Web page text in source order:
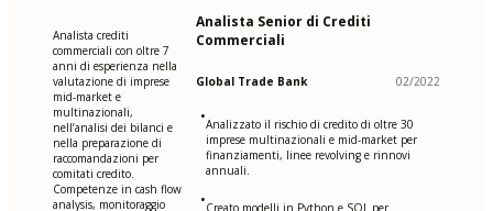
Analista crediti
commerciali con oltre 7
anni di esperienza nella
valutazione di imprese
mid-market e
multinazionali,
nell’analisi dei bilanci e
nella preparazione di
raccomandazioni per
comitati credito.
Competenze in cash flow
analysis, monitoraggio
Analista Senior di Crediti
Commerciali
Global Trade Bank 02/2022
•Analizzato il rischio di credito di oltre 30
imprese multinazionali e mid-market per
finanziamenti, linee revolving e rinnovi
annuali.
•